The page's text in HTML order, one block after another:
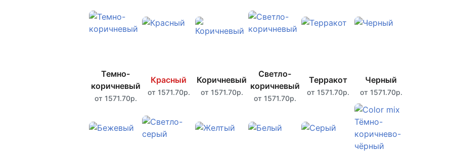
Темно-
коричневый
от 1571.70р.
Красный
от 1571.70р.
Коричневый
от 1571.70р.
Светло-
коричневый
от 1571.70р.
Терракот
от 1571.70р.
Черный
от 1571.70р.